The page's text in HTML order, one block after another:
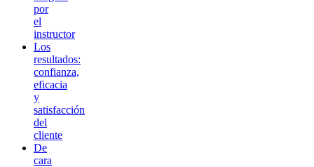
por
el
instructor
Los
resultados:
confianza,
eficacia
y
satisfacción
del
cliente
De
cara